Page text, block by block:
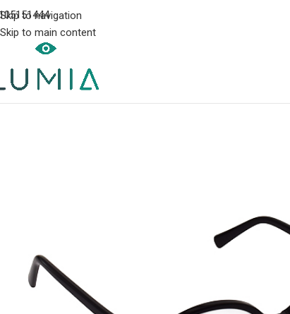
Skip to navigation
Skip to main content